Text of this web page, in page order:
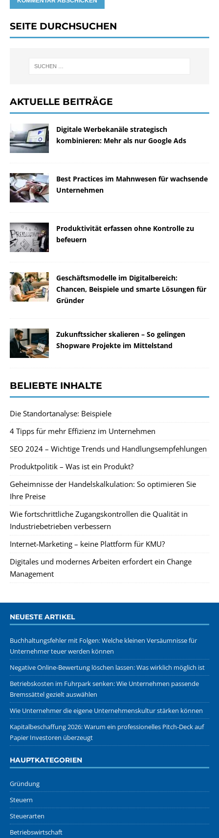
SEITE DURCHSUCHEN
AKTUELLE BEITRÄGE
Digitale Werbekanäle strategisch
kombinieren: Mehr als nur Google Ads
Best Practices im Mahnwesen für wachsende
Unternehmen
Produktivität erfassen ohne Kontrolle zu
befeuern
Geschäftsmodelle im Digitalbereich:
Chancen, Beispiele und smarte Lösungen für
Gründer
Zukunftssicher skalieren – So gelingen
Shopware Projekte im Mittelstand
BELIEBTE INHALTE
Die Standortanalyse: Beispiele
4 Tipps für mehr Effizienz im Unternehmen
SEO 2024 – Wichtige Trends und Handlungsempfehlungen
Produktpolitik – Was ist ein Produkt?
Geheimnisse der Handelskalkulation: So optimieren Sie
Ihre Preise
Wie fortschrittliche Zugangskontrollen die Qualität in
Industriebetrieben verbessern
Internet-Marketing – keine Plattform für KMU?
Digitales und modernes Arbeiten erfordert ein Change
Management
NEUESTE ARTIKEL
Buchhaltungsfehler mit Folgen: Welche kleinen Versäumnisse für
Unternehmer teuer werden können
Negative Online-Bewertung löschen lassen: Was wirklich möglich ist
Betriebskosten im Fuhrpark senken: Wie Unternehmen passende
Bremssättel gezielt auswählen
Wie Unternehmer die eigene Unternehmenskultur stärken können
Kapitalbeschaffung 2026: Warum ein professionelles Pitch-Deck auf
Papier Investoren überzeugt
HAUPTKATEGORIEN
Gründung
Steuern
Steuerarten
Betriebswirtschaft